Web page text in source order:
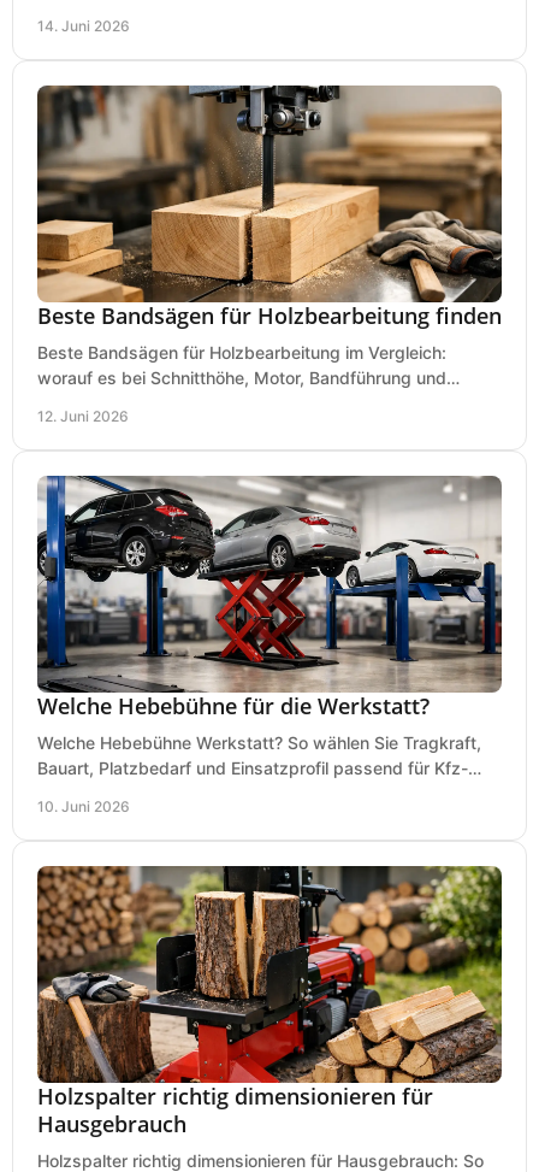
14. Juni 2026
Beste Bandsägen für Holzbearbeitung finden
Beste Bandsägen für Holzbearbeitung im Vergleich:
worauf es bei Schnitthöhe, Motor, Bandführung und
12. Juni 2026
Welche Hebebühne für die Werkstatt?
Welche Hebebühne Werkstatt? So wählen Sie Tragkraft,
Bauart, Platzbedarf und Einsatzprofil passend für Kfz-
10. Juni 2026
Holzspalter richtig dimensionieren für
Hausgebrauch
Holzspalter richtig dimensionieren für Hausgebrauch: So